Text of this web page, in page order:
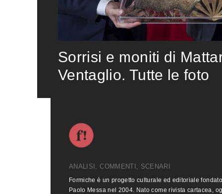
Sorrisi e moniti di
Ventaglio. Tutte le foto
ANALISI, COMMENTI, SCENARI
Formiche è un progetto culturale ed editoriale
Paolo Messa nel 2004. Nato come rivista cartacea,